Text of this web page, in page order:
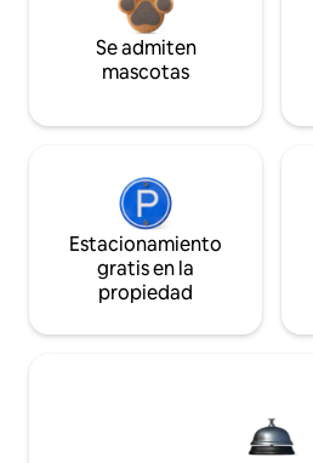
Se admiten
mascotas
Estacionamiento
gratis en la
propiedad